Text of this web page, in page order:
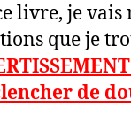
livre, je
que je
de